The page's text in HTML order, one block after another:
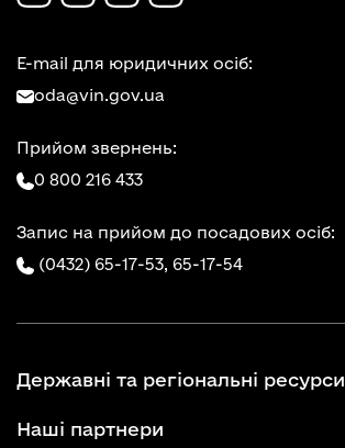
E-mail для юридичних осіб:
oda@vin.gov.ua
Прийом звернень:
0 800 216 433
Запис на прийом до посадових осіб:
(0432) 65-17-53, 65-17-54
Державні та регіональні ресурси
Наші партнери